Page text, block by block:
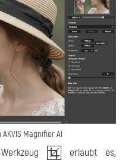
Magnifier AI
erlaubt es,